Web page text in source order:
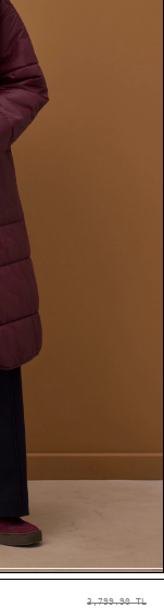
3,799.90TL